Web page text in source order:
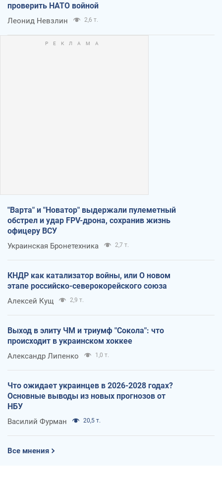
проверить НАТО войной
Леонид Невзлин 2,6 т.
"Варта" и "Новатор" выдержали пулеметный
обстрел и удар FPV-дрона, сохранив жизнь
офицеру ВСУ
Украинская Бронетехника 2,7 т.
КНДР как катализатор войны, или О новом
этапе российско-северокорейского союза
Алексей Кущ 2,9 т.
Выход в элиту ЧМ и триумф "Сокола": что
происходит в украинском хоккее
Александр Липенко 1,0 т.
Что ожидает украинцев в 2026-2028 годах?
Основные выводы из новых прогнозов от
НБУ
Василий Фурман 20,5 т.
Все мнения